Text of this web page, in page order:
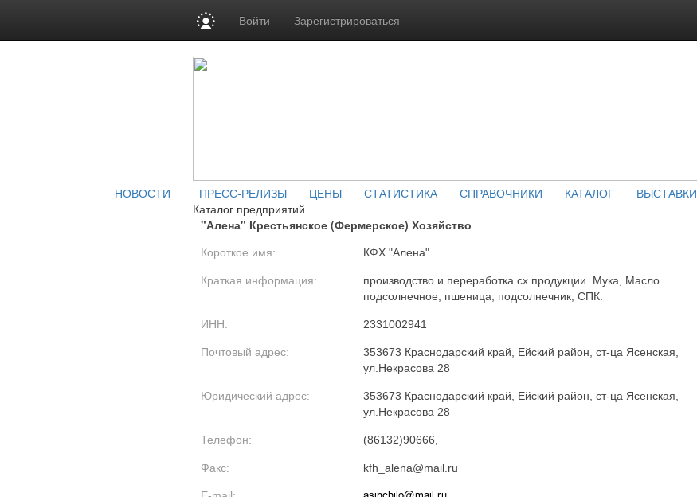
Войти Зарегистрироваться
НОВОСТИ ПРЕСС-РЕЛИЗЫ ЦЕНЫ СТАТИСТИКА СПРАВОЧНИКИ КАТАЛОГ ВЫСТАВКИ
Каталог предприятий
"Алена" Крестьянское (Фермерское) Хозяйство
Короткое имя: КФХ "Алена"
Краткая информация:
производство и переработка сх продукции. Мука, Масло
подсолнечное, пшеница, подсолнечник, СПК.
ИНН: 2331002941
Почтовый адрес:
353673 Краснодарский край, Ейский район, ст-ца Ясенская,
ул.Некрасова 28
Юридический адрес:
353673 Краснодарский край, Ейский район, ст-ца Ясенская,
ул.Некрасова 28
Телефон: (86132)90666,
Факс: kfh_alena@mail.ru